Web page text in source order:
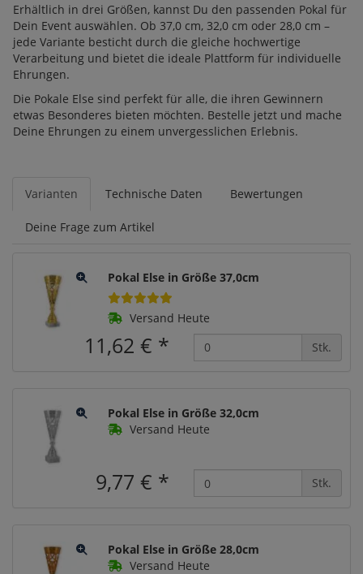
Erhältlich in drei Größen, kannst Du den passenden Pokal für
Dein Event auswählen. Ob 37,0 cm, 32,0 cm oder 28,0 cm –
jede Variante besticht durch die gleiche hochwertige
Verarbeitung und bietet die ideale Plattform für individuelle
Ehrungen.
Die Pokale Else sind perfekt für alle, die ihren Gewinnern
etwas Besonderes bieten möchten. Bestelle jetzt und mache
Deine Ehrungen zu einem unvergesslichen Erlebnis.
Varianten Technische Daten Bewertungen
Deine Frage zum Artikel
Pokal Else in Größe 37,0cm
Versand Heute
11,62 € * Stk.
Pokal Else in Größe 32,0cm
Versand Heute
9,77 € * Stk.
Pokal Else in Größe 28,0cm
Versand Heute